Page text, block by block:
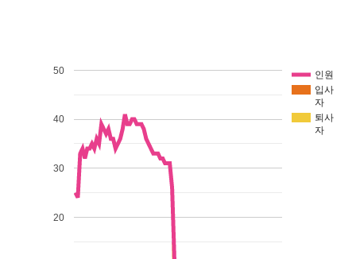
인원
입사
자
퇴사
자
20
30
40
50